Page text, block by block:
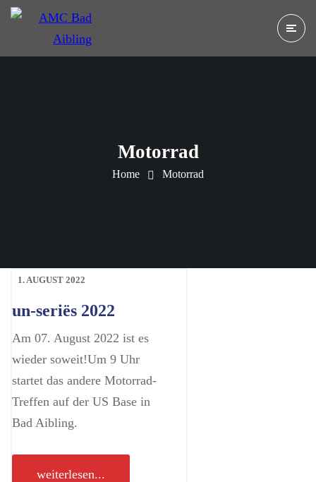
Motorrad
Home Motorrad
1. AUGUST 2022
un-seriës 2022
Am 07. August 2022 ist es
wieder soweit!Um 9 Uhr
startet das andere Motorrad-
Treffen auf der US Base in
Bad Aibling.
weiterlesen...